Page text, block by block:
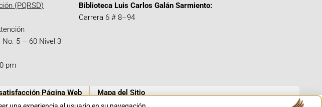
(PQRSD)
No. 5 – 60 Nivel 3
pm
Biblioteca Luis Carlos Galán Sarmiento:
Carrera 6 # 8–94
Página Web Mapa del Sitio